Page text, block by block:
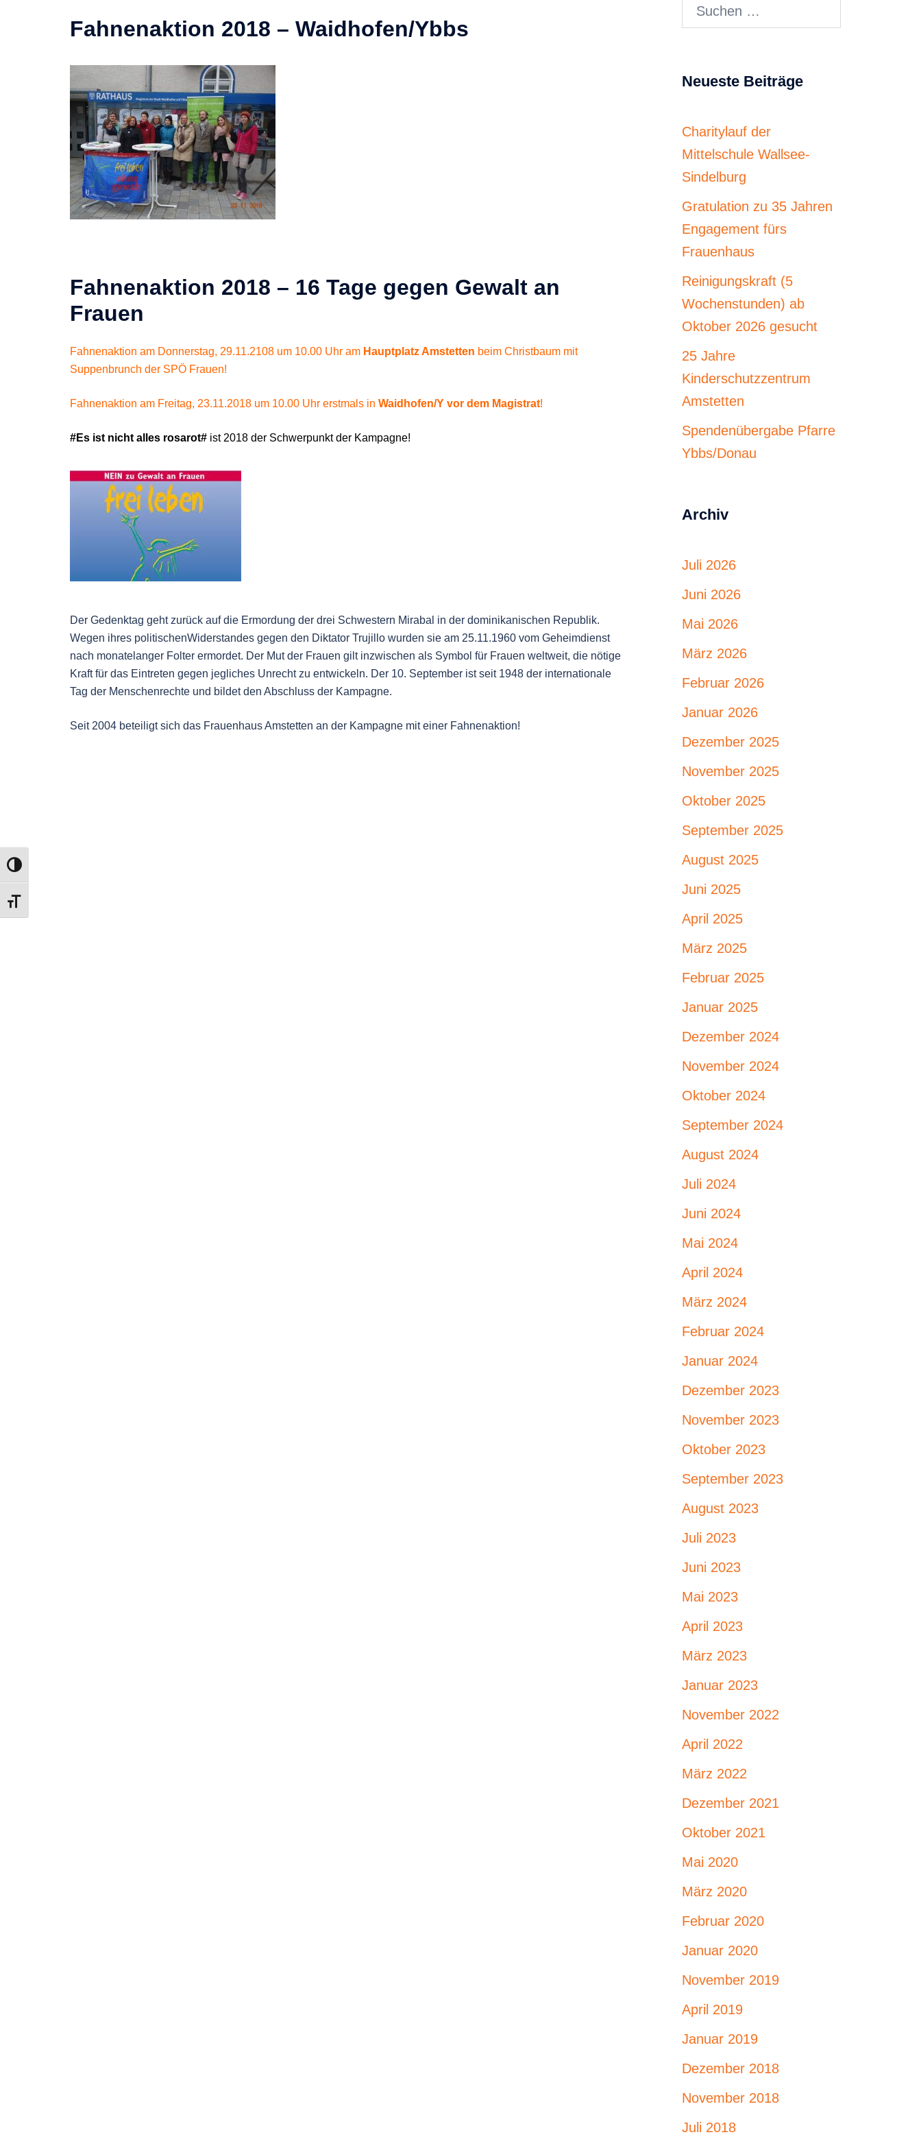
UMSCHALTEN AUF HOHE KONTRASTE
SCHRIFT VERGRÖSSERN
Fahnenaktion 2018 – Waidhofen/Ybbs
Fahnenaktion 2018 – 16 Tage gegen Gewalt an
Frauen
Fahnenaktion am Donnerstag, 29.11.2108 um 10.00 Uhr am Hauptplatz Amstetten beim Christbaum mit
Suppenbrunch der SPÖ Frauen!
Fahnenaktion am Freitag, 23.11.2018 um 10.00 Uhr erstmals in Waidhofen/Y vor dem Magistrat!
#Es ist nicht alles rosarot# ist 2018 der Schwerpunkt der Kampagne!
Der Gedenktag geht zurück auf die Ermordung der drei Schwestern Mirabal in der dominikanischen Republik.
Wegen ihres politischenWiderstandes gegen den Diktator Trujillo wurden sie am 25.11.1960 vom Geheimdienst
nach monatelanger Folter ermordet. Der Mut der Frauen gilt inzwischen als Symbol für Frauen weltweit, die nötige
Kraft für das Eintreten gegen jegliches Unrecht zu entwickeln. Der 10. September ist seit 1948 der internationale
Tag der Menschenrechte und bildet den Abschluss der Kampagne.
Seit 2004 beteiligt sich das Frauenhaus Amstetten an der Kampagne mit einer Fahnenaktion!
Suchen
nach:
Neueste Beiträge
Charitylauf der
Mittelschule Wallsee-
Sindelburg
Gratulation zu 35 Jahren
Engagement fürs
Frauenhaus
Reinigungskraft (5
Wochenstunden) ab
Oktober 2026 gesucht
25 Jahre
Kinderschutzzentrum
Amstetten
Spendenübergabe Pfarre
Ybbs/Donau
Archiv
Juli 2026
Juni 2026
Mai 2026
März 2026
Februar 2026
Januar 2026
Dezember 2025
November 2025
Oktober 2025
September 2025
August 2025
Juni 2025
April 2025
März 2025
Februar 2025
Januar 2025
Dezember 2024
November 2024
Oktober 2024
September 2024
August 2024
Juli 2024
Juni 2024
Mai 2024
April 2024
März 2024
Februar 2024
Januar 2024
Dezember 2023
November 2023
Oktober 2023
September 2023
August 2023
Juli 2023
Juni 2023
Mai 2023
April 2023
März 2023
Januar 2023
November 2022
April 2022
März 2022
Dezember 2021
Oktober 2021
Mai 2020
März 2020
Februar 2020
Januar 2020
November 2019
April 2019
Januar 2019
Dezember 2018
November 2018
Juli 2018